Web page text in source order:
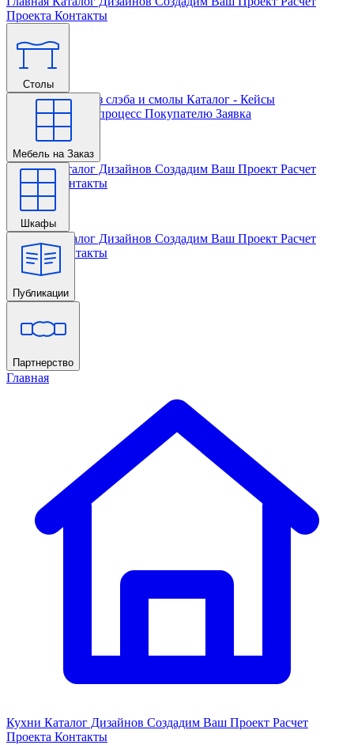
Проекта Контакты
Столы
Главная Столы из слэба и смолы Каталог - Кейсы
Кастомизации и процесс Покупателю Заявка
Мебель на Заказ
Главная Каталог Дизайнов Создадим Ваш Проект Расчет
Проекта
Контакты
Шкафы
Главная Каталог Дизайнов Создадим Ваш Проект Расчет
Проекта Контакты
Публикации
Главная
Партнерство
Главная
Кухни Каталог Дизайнов Создадим Ваш Проект Расчет
Проекта Контакты